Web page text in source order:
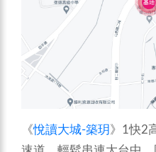
《悅讀大城-築玥 》1快2